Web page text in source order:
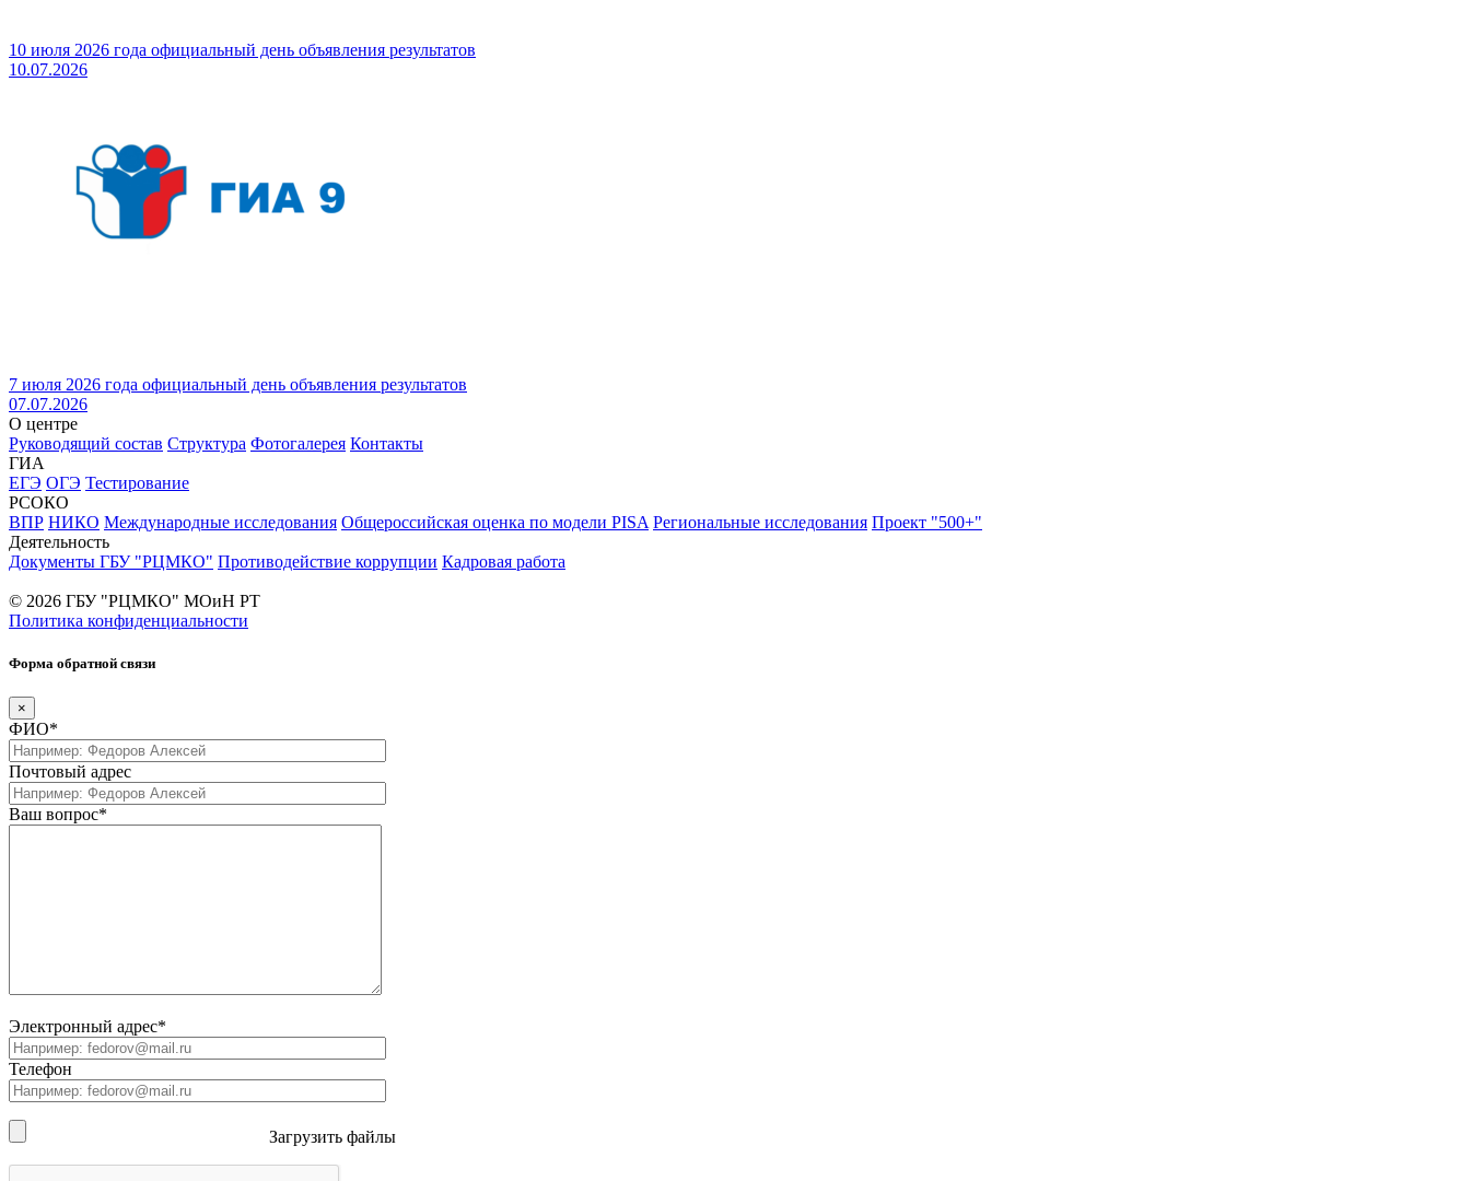
10 июля 2026 года официальный день объявления результатов
10.07.2026
7 июля 2026 года официальный день объявления результатов
07.07.2026
О центре
Руководящий состав Структура Фотогалерея Контакты
ГИА
ЕГЭ ОГЭ Тестирование
РСОКО
ВПР НИКО Международные исследования Общероссийская оценка по модели PISA Региональные исследования Проект "500+"
Деятельность
Документы ГБУ "РЦМКО" Противодействие коррупции Кадровая работа
© 2026 ГБУ "РЦМКО" МОиН РТ
Политика конфиденциальности
Форма обратной связи
×
ФИО*
Почтовый адрес
Ваш вопрос*
Электронный адрес*
Телефон
Загрузить файлы